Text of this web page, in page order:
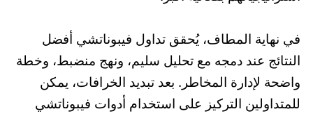
في نهاية المطاف، يُحقق تداول فيبوناتشي أفضل
النتائج عند دمجه مع تحليل سليم، ونهج منضبط، وخطة
واضحة لإدارة المخاطر. بعد تبديد الخرافات، يمكن
للمتداولين التركيز على استخدام أدوات فيبوناتشي